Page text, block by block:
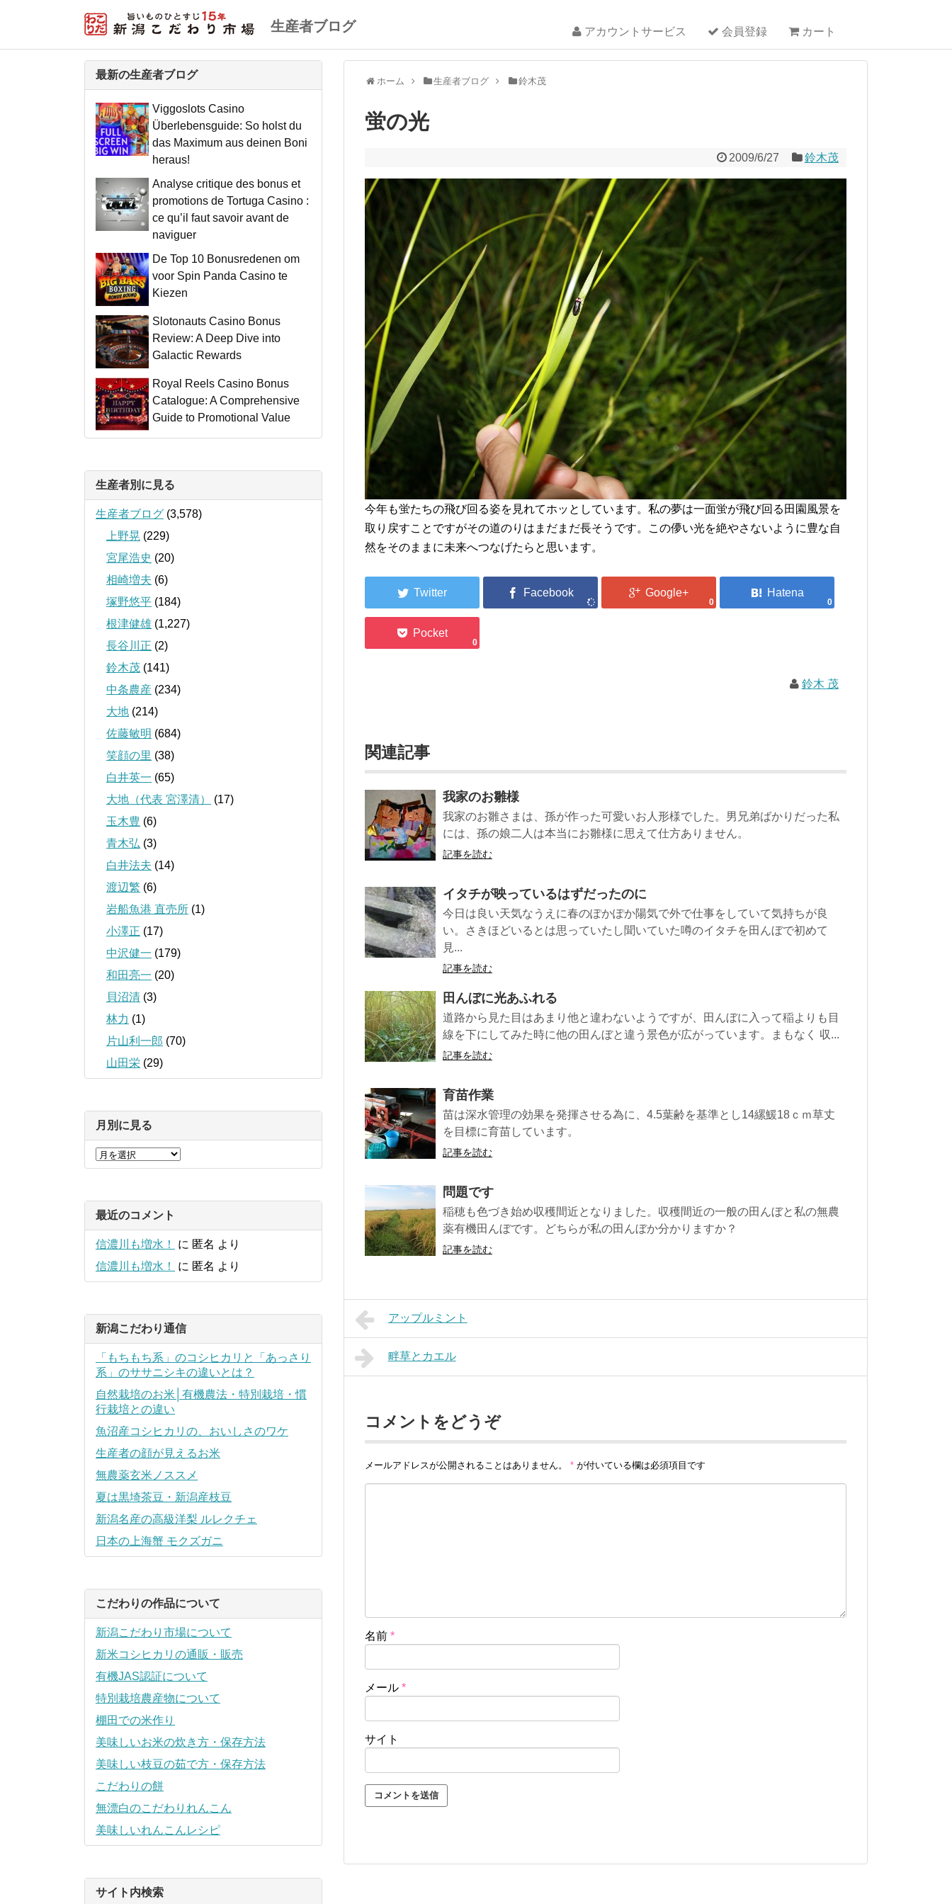
生産者ブログ アカウントサービス 会員登録 カート
ホーム 生産者ブログ 鈴木茂
蛍の光
2009/6/27 鈴木茂
今年も蛍たちの飛び回る姿を見れてホッとしています。私の夢は一面蛍が飛び回る田園風景を
取り戻すことですがその道のりはまだまだ長そうです。この儚い光を絶やさないように豊な自
然をそのままに未来へつなげたらと思います。
0 0
0
鈴木 茂
関連記事
我家のお雛様
我家のお雛さまは、孫が作った可愛いお人形様でした。男兄弟ばかりだった私
には、孫の娘二人は本当にお雛様に思えて仕方ありません。
記事を読む
イタチが映っているはずだったのに
今日は良い天気なうえに春のぽかぽか陽気で外で仕事をしていて気持ちが良
い。さきほどいるとは思っていたし聞いていた噂のイタチを田んぼで初めて
見...
記事を読む
田んぼに光あふれる
道路から見た目はあまり他と違わないようですが、田んぼに入って稲よりも目
線を下にしてみた時に他の田んぼと違う景色が広がっています。まもなく 収...
記事を読む
育苗作業
苗は深水管理の効果を発揮させる為に、4.5葉齢を基準とし14縲鰀18ｃｍ草丈
を目標に育苗しています。
記事を読む
問題です
稲穂も色づき始め収穫間近となりました。収穫間近の一般の田んぼと私の無農
薬有機田んぼです。どちらが私の田んぼか分かりますか？
記事を読む
アップルミント
畔草とカエル
コメントをどうぞ
メールアドレスが公開されることはありません。 * が付いている欄は必須項目です
名前 *
メール *
サイト
最新の生産者ブログ
Viggoslots Casino
Überlebensguide: So holst du
das Maximum aus deinen Boni
heraus!
Analyse critique des bonus et
promotions de Tortuga Casino :
ce qu’il faut savoir avant de
naviguer
De Top 10 Bonusredenen om
voor Spin Panda Casino te
Kiezen
Slotonauts Casino Bonus
Review: A Deep Dive into
Galactic Rewards
Royal Reels Casino Bonus
Catalogue: A Comprehensive
Guide to Promotional Value
生産者別に見る
生産者ブログ (3,578)
上野晃 (229)
宮尾浩史 (20)
相崎増夫 (6)
塚野悠平 (184)
根津健雄 (1,227)
長谷川正 (2)
鈴木茂 (141)
中条農産 (234)
大地 (214)
佐藤敏明 (684)
笑顔の里 (38)
白井英一 (65)
大地（代表 宮澤清）
(17)
玉木豊 (6)
青木弘 (3)
白井法夫 (14)
渡辺繁 (6)
岩船魚港 直売所 (1)
小澤正 (17)
中沢健一 (179)
和田亮一 (20)
貝沼清 (3)
林力 (1)
片山利一郎 (70)
山田栄 (29)
月別に見る
最近のコメント
信濃川も増水！ に 匿名 より
信濃川も増水！
に 匿名 より
新潟こだわり通信
「もちもち系」のコシヒカリと「あっさり
系」のササニシキの違いとは？
自然栽培のお米│有機農法・特別栽培・慣
行栽培との違い
魚沼産コシヒカリの、おいしさのワケ
生産者の顔が見えるお米
無農薬玄米ノススメ
夏は黒埼茶豆・新潟産枝豆
新潟名産の高級洋梨 ルレクチェ
日本の上海蟹 モクズガニ
こだわりの作品について
新潟こだわり市場について
新米コシヒカリの通販・販売
有機JAS認証について
特別栽培農産物について
棚田での米作り
美味しいお米の炊き方・保存方法
美味しい枝豆の茹で方・保存方法
こだわりの餅
無漂白のこだわりれんこん
美味しいれんこんレシピ
サイト内検索